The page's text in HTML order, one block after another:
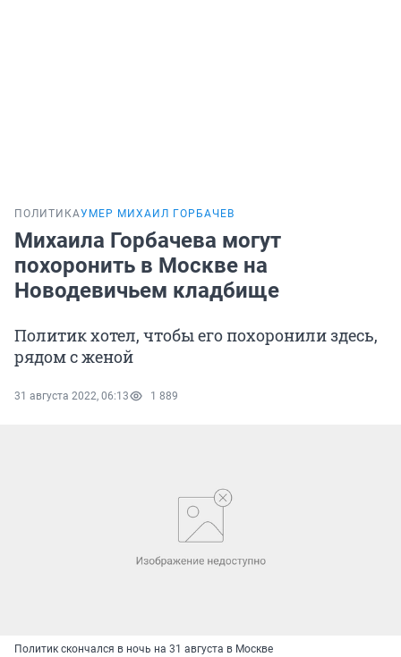
ПОЛИТИКАУМЕР МИХАИЛ ГОРБАЧЕВ
Михаила Горбачева могут
похоронить в Москве на
Новодевичьем кладбище
Политик хотел, чтобы его похоронили здесь,
рядом с женой
31 августа 2022, 06:13 1 889
Политик скончался в ночь на 31 августа в Москве